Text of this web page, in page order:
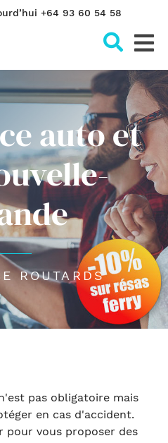
+64 93 60 54 58
auto et
ROUTARDS
pas obligatoire mais
en cas d'accident.
pour vous proposer des